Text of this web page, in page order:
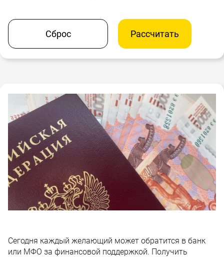
Сброс Рассчитать
Сегодня каждый желающий может обратится в банк
или МФО за финансовой поддержкой. Получить